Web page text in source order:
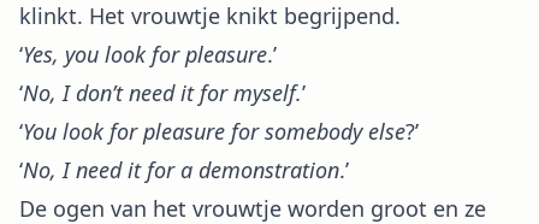
klinkt. Het vrouwtje knikt begrijpend.
‘Yes, you look for pleasure.’
‘No, I don’t need it for myself.’
‘You look for pleasure for somebody else?’
‘No, I need it for a demonstration.’
De ogen van het vrouwtje worden groot en ze